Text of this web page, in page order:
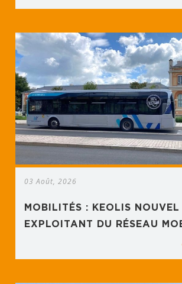
03 Août, 2026
MOBILITÉS : KEOLIS NOUVEL
EXPLOITANT DU RÉSEAU